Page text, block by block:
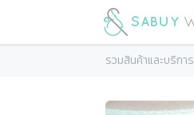
รวมสินค้าและบริการ